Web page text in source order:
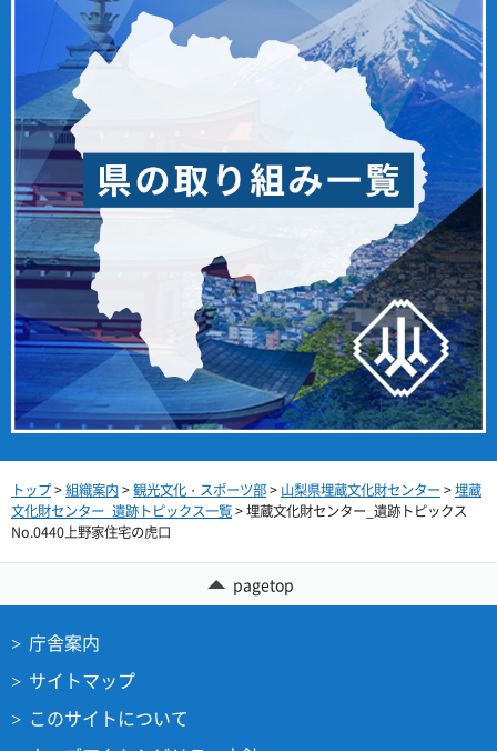
トップ>組織案内>観光文化・スポーツ部> 山梨県埋蔵文化財センター>埋蔵
文化財センター_遺跡トピックス一覧> 埋蔵文化財センター_遺跡トピックス
No.0440上野家住宅の虎口
pagetop
庁舎案内
サイトマップ
このサイトについて